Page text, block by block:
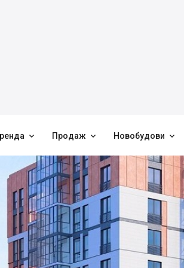
 Продаж  Новобудови 